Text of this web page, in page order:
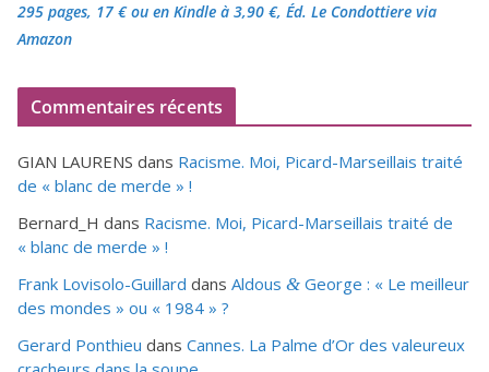
295 pages, 17 €ou en Kindle à 3,90 €, Éd. Le Condottiere via
Amazon
Commentaires récents
GIAN LAURENS dans Racisme. Moi, Picard-Marseillais traité
de « blanc de merde » !
Bernard_H dans Racisme. Moi, Picard-Marseillais traité de
« blanc de merde » !
Frank Lovisolo-Guillard dans Aldous & George : « Le meilleur
des mondes » ou « 1984 » ?
Gerard Ponthieu dans Cannes. La Palme d’Or des valeureux